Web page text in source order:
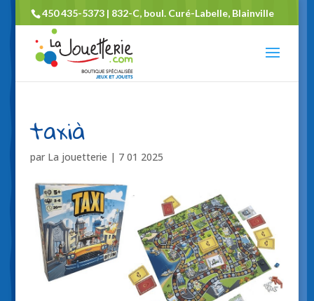
450 435-5373 | 832-C, boul. Curé-Labelle, Blainville
taxià
par La jouetterie | 7 01 2025